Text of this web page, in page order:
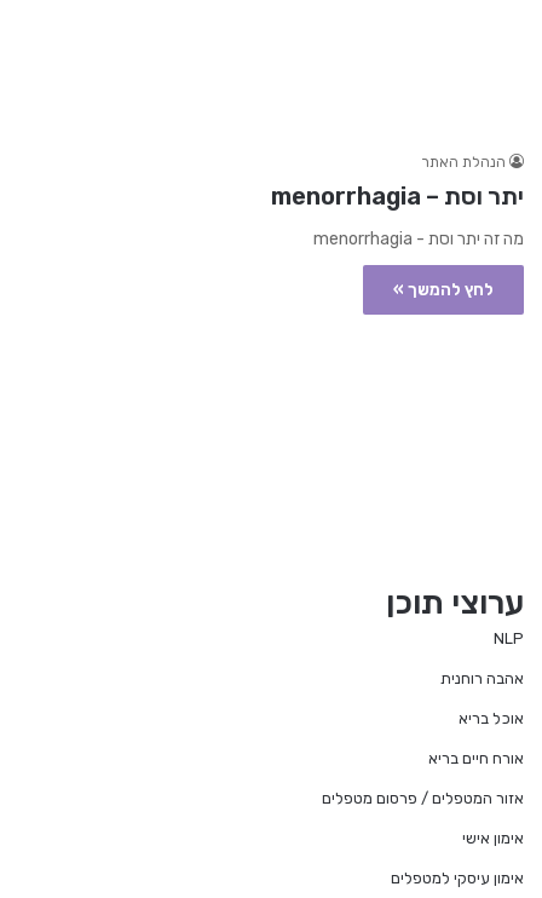
הנהלת האתר
יתר וסת – menorrhagia
מה זה יתר וסת - menorrhagia
לחץ להמשך »
ערוצי תוכן
NLP
אהבה רוחנית
אוכל בריא
אורח חיים בריא
אזור המטפלים / פרסום מטפלים
אימון אישי
אימון עיסקי למטפלים